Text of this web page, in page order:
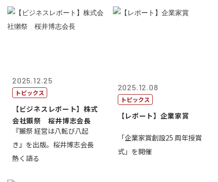
2025.12.25
トピックス
【ビジネスレポート】株式
会社獺祭 桜井博志会長
『獺祭 経営は八転び八起
き』を出版。桜井博志会長
熱く語る
2025.12.08
トピックス
【レポート】企業家賞
「企業家賞創設25 周年授賞
式」を開催